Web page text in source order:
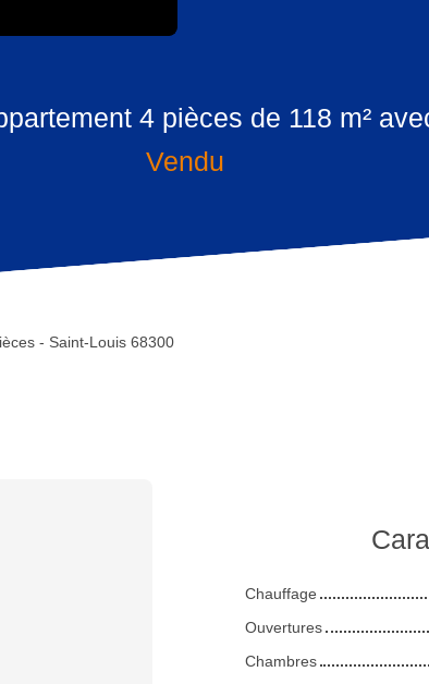
4 pièces de 118 m²
Vendu
- Saint-Louis 68300
Chauffage
Ouvertures
Chambres